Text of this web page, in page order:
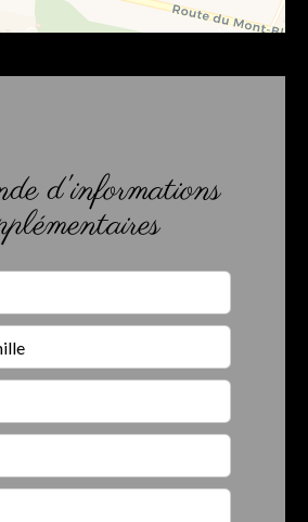
d'informations